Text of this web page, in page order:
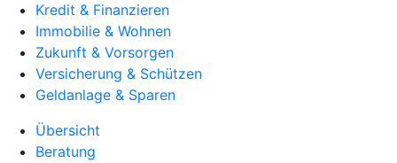
Kredit & Finanzieren
Immobilie & Wohnen
Zukunft & Vorsorgen
Versicherung & Schützen
Geldanlage & Sparen
Übersicht
Beratung